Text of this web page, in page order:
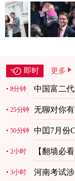
即时 更多
8分钟 中国富二
25分钟 无聊对你
50分钟 中囯7月份
2小时 【翻墙必
3小时 河南考试